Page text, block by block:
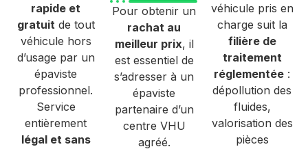
rapide et
gratuitde tout
véhicule hors
d’usage par un
épaviste
professionnel.
Service
entièrement
légal et sans
Pour obtenir un
rachat au
meilleur prix, il
est essentiel de
s’adresser à un
épaviste
partenaire d’un
centre VHU
agréé.
véhicule pris en
charge suit la
filière de
traitement
réglementée :
dépollution des
fluides,
valorisation des
pièces